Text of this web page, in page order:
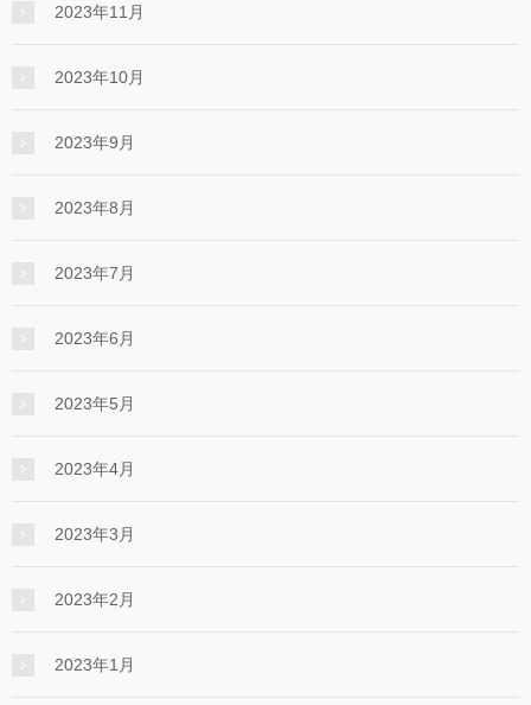
2023年11月
2023年10月
2023年9月
2023年8月
2023年7月
2023年6月
2023年5月
2023年4月
2023年3月
2023年2月
2023年1月